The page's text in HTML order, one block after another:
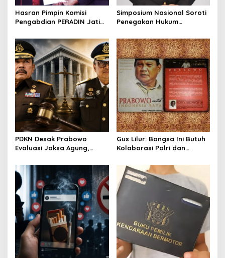
o
n
Hasran Pimpin Komisi
Pengabdian PERADIN Jatim,
Perluas Akses Bantuan
Hukum
Simposium Nasional Soroti
Penegakan Hukum
Pol Muhammad Irhamni:
Jadi Referensi Memperkuat
Strategi Penindakan
PDKN Desak Prabowo
Evaluasi Jaksa Agung,
Agung sebagai Pengganti
Gus Lilur: Bangsa Ini Butuh
Kolaborasi Polri dan
Kekuatan